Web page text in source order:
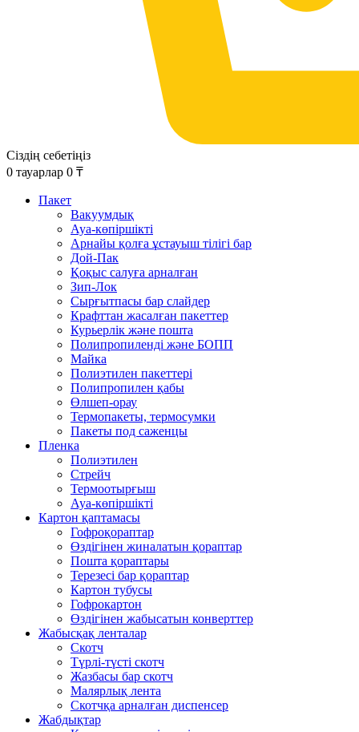
Сіздің себетіңіз
0 тауарлар 0 ₸
Пакет
Вакуумдық
Ауа-көпіршікті
Арнайы қолға ұстауыш тілігі бар
Дой-Пак
Қоқыс салуға арналған
Зип-Лок
Сырғытпасы бар слайдер
Крафттан жасалған пакеттер
Курьерлік және пошта
Полипропиленді және БОПП
Майка
Полиэтилен пакеттері
Полипропилен қабы
Өлшеп-орау
Термопакеты, термосумки
Пакеты под саженцы
Пленка
Полиэтилен
Стрейч
Термоотырғыш
Ауа-көпіршікті
Картон қаптамасы
Гофроқораптар
Өздігінен жиналатын қораптар
Пошта қораптары
Терезесі бар қораптар
Картон тубусы
Гофрокартон
Өздігінен жабысатын конверттер
Жабысқақ ленталар
Скотч
Түрлі-түсті скотч
Жазбасы бар скотч
Малярлық лента
Скотчқа арналған диспенсер
Жабдықтар